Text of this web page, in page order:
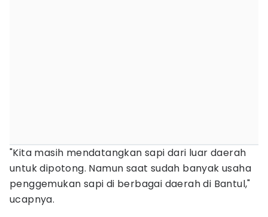
"Kita masih mendatangkan sapi dari luar daerah
untuk dipotong. Namun saat sudah banyak usaha
penggemukan sapi di berbagai daerah di Bantul,"
ucapnya.